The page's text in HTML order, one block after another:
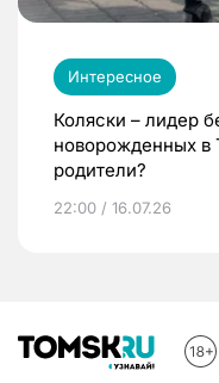
Интересное
Коляски – лидер
новорожденных в
родители?
22:00 / 16.07.26